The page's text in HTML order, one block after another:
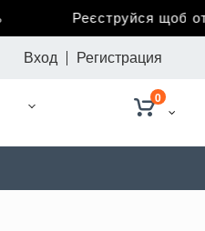
Реєструйся щоб
Вход Регистрация
0